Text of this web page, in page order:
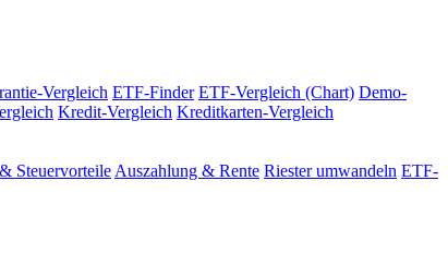
Vergleich ETF-Finder ETF-Vergleich (Chart) Demo-
Kredit-Vergleich Kreditkarten-Vergleich
Steuervorteile Auszahlung & Rente Riester umwandeln ETF-